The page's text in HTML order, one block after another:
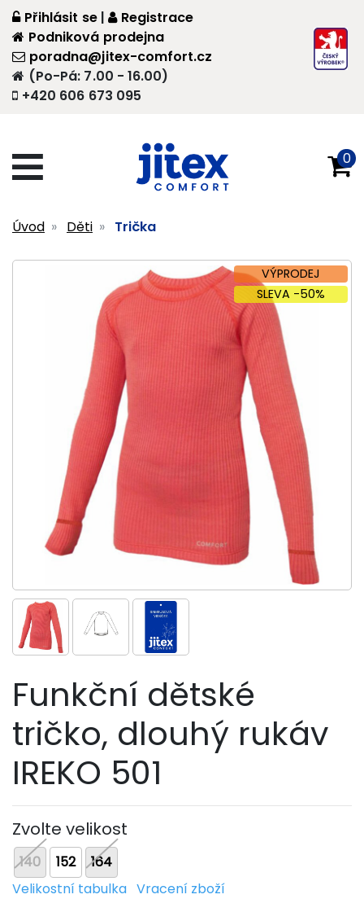
+420 606 673 095
(Po-Pá: 7.00 - 16.00)
poradna@jitex-comfort.cz
Přihlásit se |
Registrace
Podniková prodejna
0
Úvod Děti Trička
VÝPRODEJ
SLEVA -50%
Funkční dětské
tričko, dlouhý rukáv
IREKO 501
Zvolte velikost
140 152
164
Velikostní tabulka Vracení zboží